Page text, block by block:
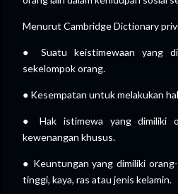
Menurut Cambridge Dictionary
● Suatu keistimewaan yang
sekelompok orang.
● Kesempatan untuk melakukan
● Hak istimewa yang dimiliki
kewenangan khusus.
● Keuntungan yang dimiliki
tinggi, kaya, ras atau jenis kelamin.